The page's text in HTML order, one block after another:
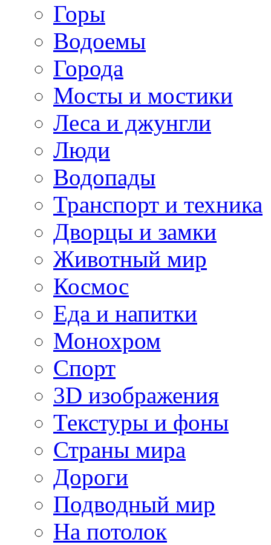
Горы
Водоемы
Города
Мосты и мостики
Леса и джунгли
Люди
Водопады
Транспорт и техника
Дворцы и замки
Животный мир
Космос
Еда и напитки
Монохром
Спорт
3D изображения
Текстуры и фоны
Страны мира
Дороги
Подводный мир
На потолок